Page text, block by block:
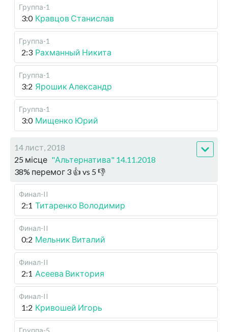
Группа-1
3:0 Кравцов Станислав
Группа-1
2:3 Рахманный Никита
Группа-1
3:2 Ярошик Александр
Группа-1
3:0 Мищенко Юрий
14 лист, 2018
25 місце "Альтернатива" 14.11.2018
38% перемог 3 👍 vs 5 👎
Финал-II
2:1 Титаренко Володимир
Финал-II
0:2 Мельник Виталий
Финал-II
2:1 Асеева Виктория
Финал-II
1:2 Кривошей Игорь
Группа-5